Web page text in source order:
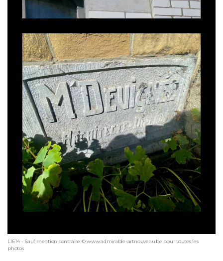
LIE14 - Sauf mention contraire © www.admirable-artnouveau.be pour toutes les
photos